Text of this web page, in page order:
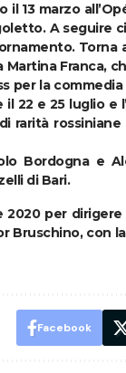
13 marzo
A seguire
Torna
Martina Franca,
per la
e 25 luglio e
rarità
Bordogna e
di Bari.
2020 per
Bruschino, con
Facebook